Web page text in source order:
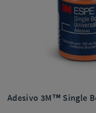
Adesivo 3M™ Single